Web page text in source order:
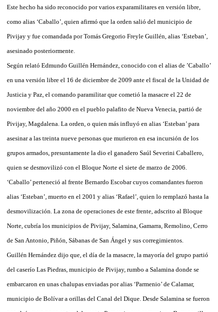
Este hecho ha sido reconocido por varios exparamilitares en versión libre,
como alias ‘Caballo’, quien afirmó que la orden salió del municipio de
Pivijay y fue comandada por Tomás Gregorio Freyle Guillén, alias ‘Esteban’,
asesinado posteriormente.
Según relató Edmundo Guillén Hernández, conocido con el alias de ’Caballo’
en una versión libre el 16 de diciembre de 2009 ante el fiscal de la Unidad de
Justicia y Paz, el comando paramilitar que cometió la masacre el 22 de
noviembre del año 2000 en el pueblo palafito de Nueva Venecia, partió de
Pivijay, Magdalena. La orden, o quien más influyó en alias ‘Esteban’ para
asesinar a las treinta nueve personas que murieron en esa incursión de los
grupos armados, presuntamente la dio el ganadero Saúl Severini Caballero,
quien se desmovilizó con el Bloque Norte el siete de marzo de 2006.
‘Caballo’ perteneció al frente Bernardo Escobar cuyos comandantes fueron
alias ‘Esteban’, muerto en el 2001 y alias ‘Rafael’, quien lo remplazó hasta la
desmovilización. La zona de operaciones de este frente, adscrito al Bloque
Norte, cubría los municipios de Pivijay, Salamina, Gamarra, Remolino, Cerro
de San Antonio, Piñón, Sábanas de San Ángel y sus corregimientos.
Guillén Hernández dijo que, el día de la masacre, la mayoría del grupo partió
del caserío Las Piedras, municipio de Pivijay, rumbo a Salamina donde se
embarcaron en unas chalupas enviadas por alias ‘Parmenio’ de Calamar,
municipio de Bolívar a orillas del Canal del Dique. Desde Salamina se fueron